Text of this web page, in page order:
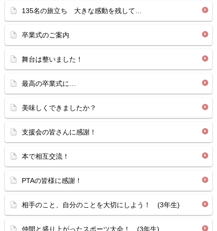
135名の旅立ち 大きな感動を残して…
卒業式のご案内
舞台は整いました！
最高の卒業式に…
美味しくできましたか？
支援会の皆さんに感謝！
本で相互交流！
PTAの皆様に感謝！
相手のこと、自分のことを大切にしよう！ (3年生)
仲間と盛り上がったスポーツ大会！ (3年生)